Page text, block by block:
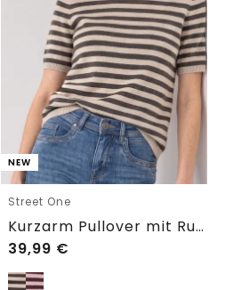
NEW
Street One
Kurzarm Pullover mit Rundhals und Streifen
39,99 €